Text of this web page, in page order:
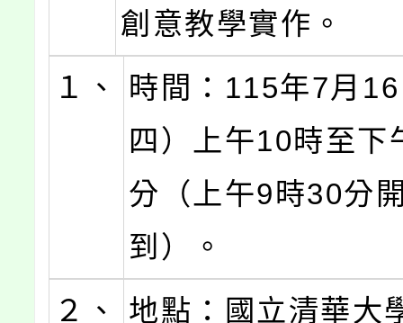
創意教學實作。
１、
時間：115年7月
四）上午10時至下
分（上午9時30分
到）。
２、
地點：國立清華大